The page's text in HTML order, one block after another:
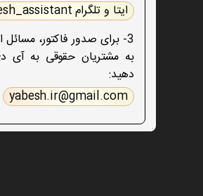
ایتا و تلگرام yabesh_assistant@
3- برای صدور فاکتور،
به مشتریان حقوقی به آی
دهید:
yabesh.ir@gmail.com